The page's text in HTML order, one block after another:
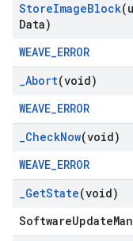
StoreImageBlock
Data)
WEAVE_ERROR
_Abort(void)
WEAVE_ERROR
_CheckNow(void)
WEAVE_ERROR
_GetState(void)